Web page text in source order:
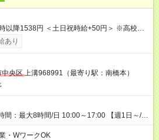
祝時給+50円＞ ※高校生
は本採用時と同じです。 ※最大12ヶ月の間
あり
中央区上溝968991（最寄り駅：南橋本）
間：最大8時間/日 10:00～17:00 【週1日～/1
レギュラー勤務ももちろん大歓迎！ 「子ど
間」 「ランチタイムだけ」 など、家庭の予
・WワークOK